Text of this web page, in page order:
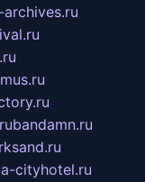
archives.ru
bandamn.ru
cityhotel.ru